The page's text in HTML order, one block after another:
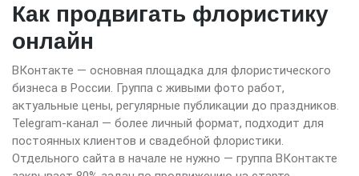
Как продвигать флористику
онлайн
ВКонтакте — основная площадка для флористического
бизнеса в России. Группа с живыми фото работ,
актуальные цены, регулярные публикации до праздников.
Telegram-канал — более личный формат, подходит для
постоянных клиентов и свадебной флористики.
Отдельного сайта в начале не нужно — группа ВКонтакте